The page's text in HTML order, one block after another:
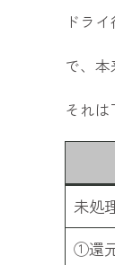
ドラ
で、
それは
未処
①還